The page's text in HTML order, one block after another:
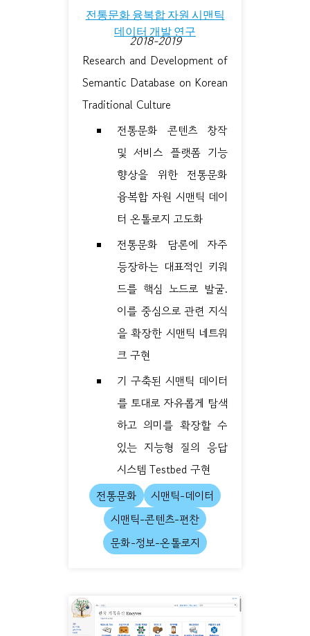
전통문화 융복합 자원 시맨틱
데이터 개발 연구
2018-2019
Research and Development of
Semantic Database on Korean
Traditional Culture
전통문화 콘텐츠 창작
및 서비스 플랫폼 기능
향상을 위한 전통문화
융복합 자원 시맨틱 데이
터 온톨로지 고도화
전통문화 담론에 자주
등장하는 대표적인 키워
드를 핵심 노드로 발굴.
이를 중심으로 관련 지식
을 확장한 시맨틱 네트워
크 구현
기 구축된 시맨틱 데이터
를 토대로 자유롭게 탐색
하고 의미를 확장할 수
있는 지능형 질의 응답
시스템 Testbed 구현
전통문화
시맨틱-데이터
시맨틱-콘텐츠-편찬
문화-정보-온톨로지